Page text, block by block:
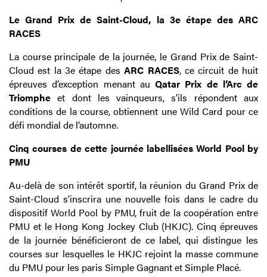
Le Grand Prix de Saint-Cloud, la 3e étape des ARC
RACES
La course principale de la journée, le Grand Prix de Saint-
Cloud est la 3e étape desARC RACES, ce circuit de huit
épreuves d’exception menant au Qatar Prix de l’Arc de
Triomphe et dont les vainqueurs, s’ils répondent aux
conditions de la course, obtiennent une Wild Card pour ce
défi mondial de l’automne.
Cinq courses de cette journée labellisées World Pool by
PMU
Au-delà de son intérêt sportif, la réunion du Grand Prix de
Saint-Cloud s'inscrira une nouvelle fois dans le cadre du
dispositif World Pool by PMU, fruit de la coopération entre
PMU et le Hong Kong Jockey Club (HKJC). Cinq épreuves
de la journée bénéficieront de ce label, qui distingue les
courses sur lesquelles le HKJC rejoint la masse commune
du PMU pour les paris Simple Gagnant et Simple Placé.